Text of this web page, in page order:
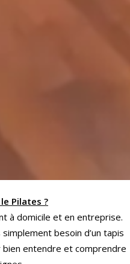
Pilates ?
à domicile et en entreprise.
besoin d’un tapis
bien entendre et comprendre